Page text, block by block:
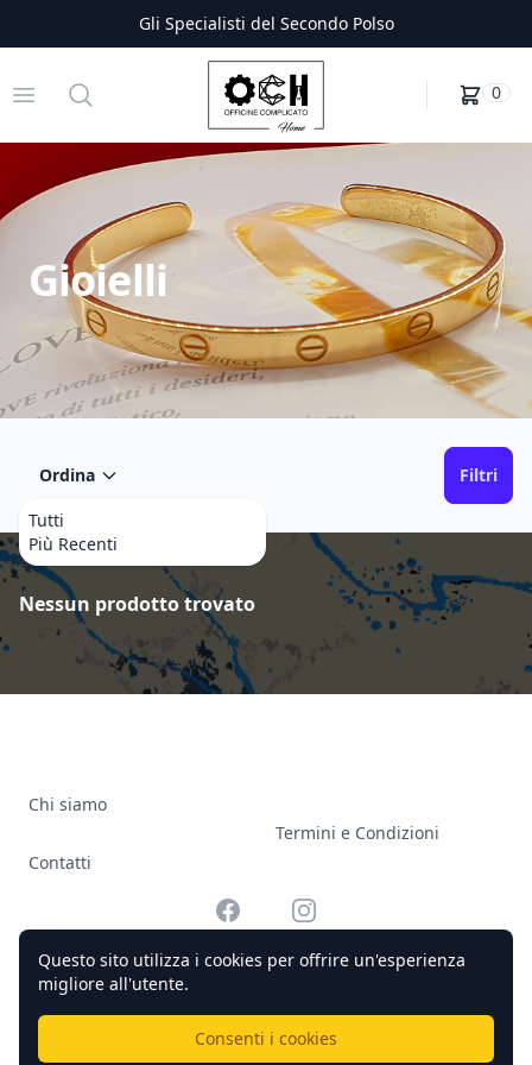
Gli Specialisti del Secondo Polso
Open menu
Search
Officine Complicato
0
Gioielli
Ordina
Tutti
Più Recenti
Filtri
Prodotti
Nessun prodotto trovato
Questo sito utilizza i cookies per offrire un'esperienza
migliore all'utente.
Consenti i cookies
Chi siamo
Contatti
Termini e Condizioni
FacebookInstagram
© 2026 Officine Complicato Tutti i diritti riservati.